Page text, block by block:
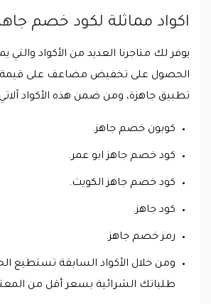
اكواد مماثلة لكود خصم
يوفر لك متاجرنا العديد من الأكواد والتي
الحصول على تخفيض مضاعف على
تطبيق جاهزة، ومن ضمن هذه الأكواد
كوبون خصم جاهز.
كود خصم جاهز ابو عمر.
كود خصم جاهز الكويت.
كود جاهز.
رمز خصم جاهز.
ومن خلال الأكواد السابقة تستطيع
طلباتك الشرائية بسعر أقل من